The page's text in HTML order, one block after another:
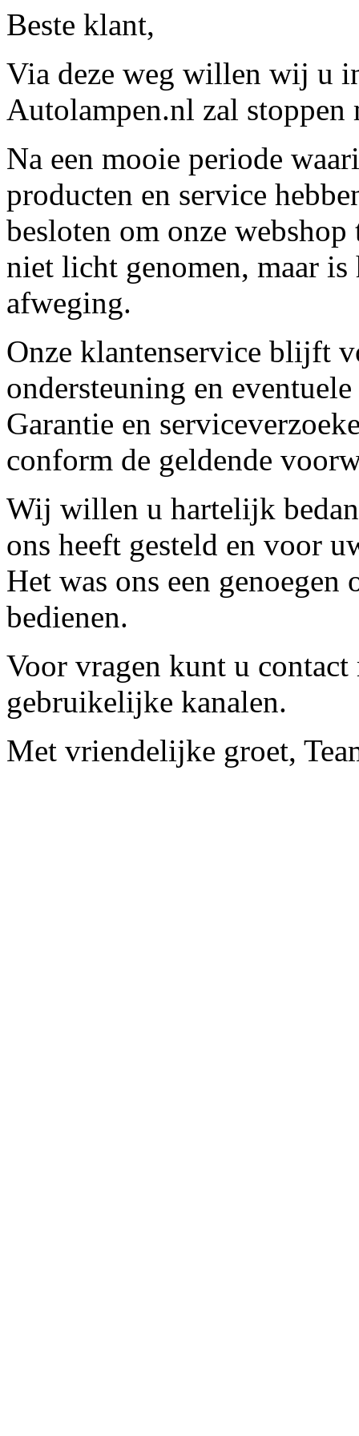
Beste klant,
Via deze weg willen wij u
Autolampen.nl zal stoppen
Na een mooie periode
producten en service
besloten om onze
niet licht genomen, maar
afweging.
Onze klantenservice blijft
ondersteuning en
Garantie en
conform de geldende
Wij willen u hartelijk
ons heeft gesteld en voor
Het was ons een
bedienen.
Voor vragen kunt u contact
gebruikelijke kanalen.
Met vriendelijke groet,